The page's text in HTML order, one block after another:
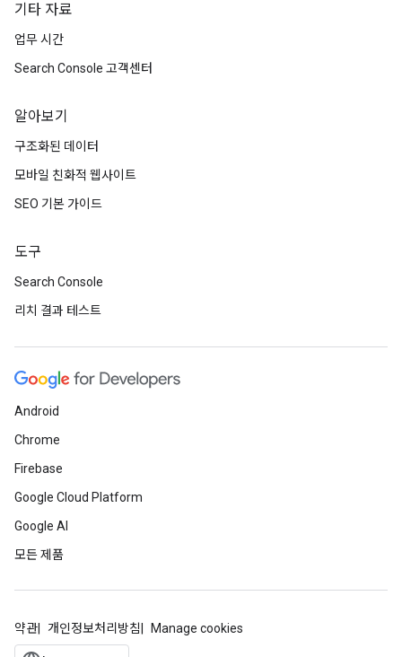
기타 자료
업무 시간
Search Console 고객센터
알아보기
구조화된 데이터
모바일 친화적 웹사이트
SEO 기본 가이드
도구
Search Console
리치 결과 테스트
Android
Chrome
Firebase
Google Cloud Platform
Google AI
모든 제품
약관 개인정보처리방침 Manage cookies